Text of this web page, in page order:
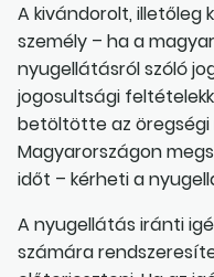
A kivándorolt, illetőleg
személy – ha a
nyugellátásról szóló
jogosultsági
betöltötte az
Magyarországon
időt – kérheti a
A nyugellátás iránti
számára